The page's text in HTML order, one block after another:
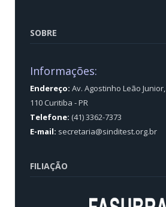
SOBRE
Informações:
Endereço: Av. Agostinho Leão
110 Curitiba - PR
Telefone: (41) 3362-7373
E-mail: secretaria@sinditest.org.br
FILIAÇÃO